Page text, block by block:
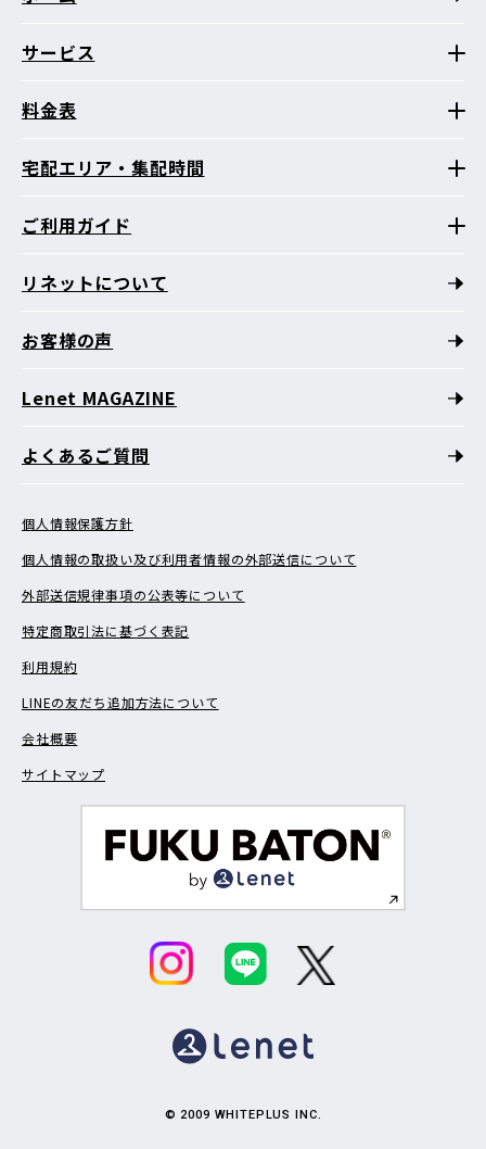
サービス
料金表
宅配エリア・集配時間
ご利用ガイド
リネットについて
お客様の声
Lenet MAGAZINE
よくあるご質問
個人情報保護方針
個人情報の取扱い及び利用者情報の外部送信について
外部送信規律事項の公表等について
特定商取引法に基づく表記
利用規約
LINEの友だち追加方法について
会社概要
サイトマップ
© 2009 WHITEPLUS INC.